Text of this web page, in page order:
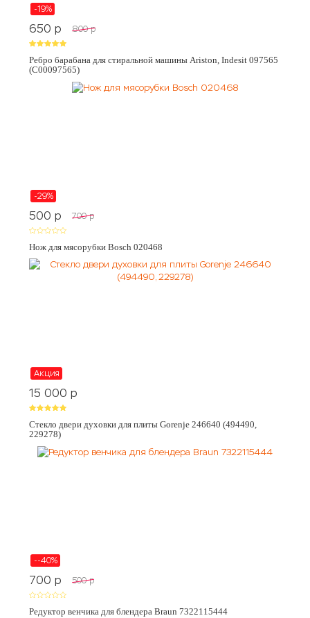
-19%
650 p 800 p
Ребро барабана для стиральной машины Ariston, Indesit 097565
(C00097565)
-29%
500 p 700 p
Нож для мясорубки Bosch 020468
Акция
15 000 p
Стекло двери духовки для плиты Gorenje 246640 (494490,
229278)
--40%
700 p 500 p
Редуктор венчика для блендера Braun 7322115444